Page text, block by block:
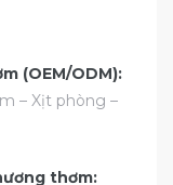
(OEM/ODM):
– Xịt phòng –
thơm: